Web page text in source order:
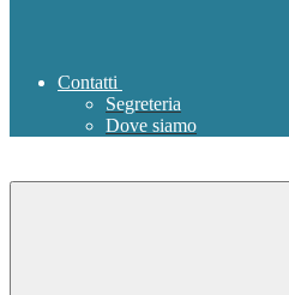
Contatti
Segreteria
Dove siamo